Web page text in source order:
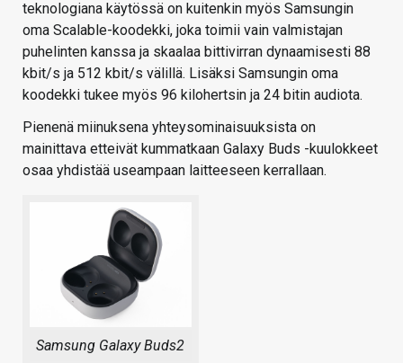
teknologiana käytössä on kuitenkin myös Samsungin
oma Scalable-koodekki, joka toimii vain valmistajan
puhelinten kanssa ja skaalaa bittivirran dynaamisesti 88
kbit/s ja 512 kbit/s välillä. Lisäksi Samsungin oma
koodekki tukee myös 96 kilohertsin ja 24 bitin audiota.
Pienenä miinuksena yhteysominaisuuksista on
mainittava etteivät kummatkaan Galaxy Buds -kuulokkeet
osaa yhdistää useampaan laitteeseen kerrallaan.
Samsung Galaxy Buds2